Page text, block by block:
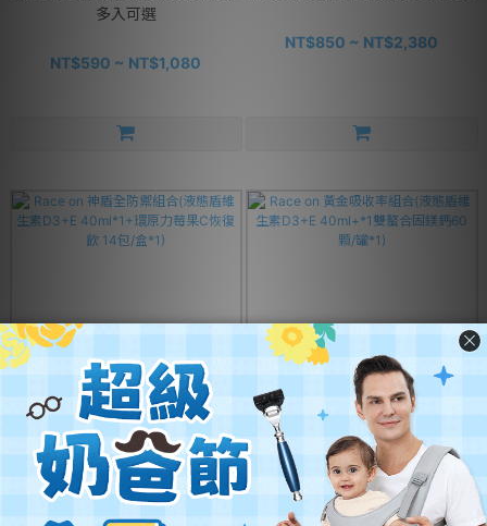
多入可選
NT$590 ~ NT$1,080
NT$850 ~ NT$2,380
Race on 神盾全防禦組合(液態盾
維生素D3+E 40ml*1+環原力莓果
C恢復飲 14包/盒*1)
NT$1,200
Race on 黃金吸收率組合(液態盾
維生素D3+E 40ml+*1雙螯合固鎂
鈣60顆/罐*1)
NT$1,500